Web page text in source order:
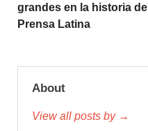
grandes en la historia de
Prensa Latina
About
View all posts by →